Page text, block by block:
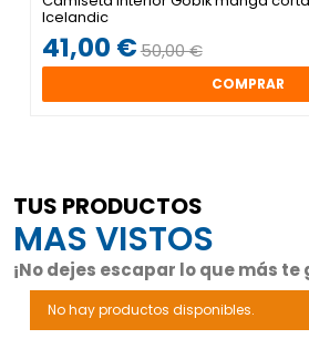
Icelandic
41,00 €50,00 €
COMPRAR
TUS PRODUCTOS
MAS VISTOS
¡No dejes escapar lo que más te
No hay productos disponibles.